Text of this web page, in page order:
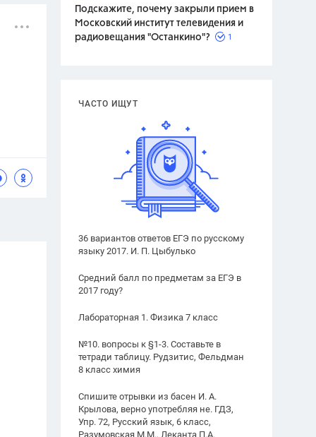
Подскажите, почему закрыли прием в
Московский институт телевидения и
радиовещания "Останкино"?
1
ЧАСТО ИЩУТ
36 вариантов ответов ЕГЭ по русскому
языку 2017. И. П. Цыбулько
Средний балл по предметам за ЕГЭ в
2017 году?
Лабораторная 1. Физика 7 класс
№10. вопросы к §1-3. Составьте в
тетради таблицу. Рудзитис, Фельдман
8 класс химия
Спишите отрывки из басен И. А.
Крылова, верно употребляя не. ГДЗ,
Упр. 72, Русский язык, 6 класс,
Разумовская М.М., Леканта П.А.